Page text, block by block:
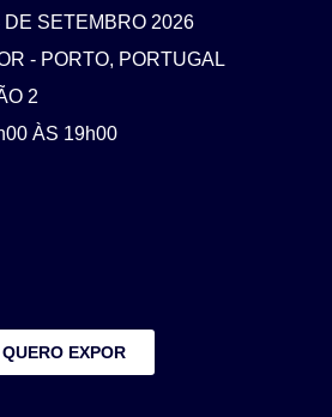
SETEMBRO 2026
- PORTO, PORTUGAL
2
ÀS 19h00
QUERO EXPOR